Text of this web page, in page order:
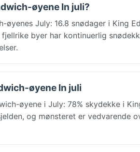
øyene In juli?
July: 16.8 snødager i King
byer har kontinuerlig
øyene In juli
øyene i July: 78% skydekke i
og mønsteret er vedvarende